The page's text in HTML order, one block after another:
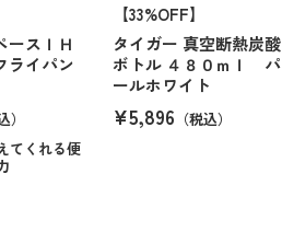
ースＩＨ
ライパン
）
てくれる便
【33%OFF】
タイガー 真空断熱炭酸
ボトル ４８０ｍｌ パ
ールホワイト
¥5,896 （税込）